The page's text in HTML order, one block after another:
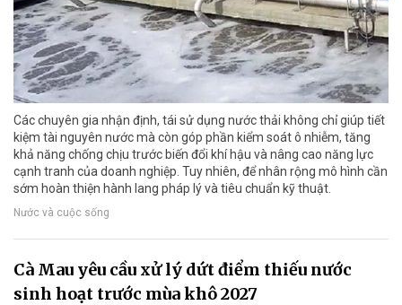
Các chuyên gia nhận định, tái sử dụng nước thải không chỉ giúp tiết
kiệm tài nguyên nước mà còn góp phần kiểm soát ô nhiễm, tăng
khả năng chống chịu trước biến đổi khí hậu và nâng cao năng lực
cạnh tranh của doanh nghiệp. Tuy nhiên, để nhân rộng mô hình cần
sớm hoàn thiện hành lang pháp lý và tiêu chuẩn kỹ thuật.
Nước và cuộc sống
Cà Mau yêu cầu xử lý dứt điểm thiếu nước
sinh hoạt trước mùa khô 2027